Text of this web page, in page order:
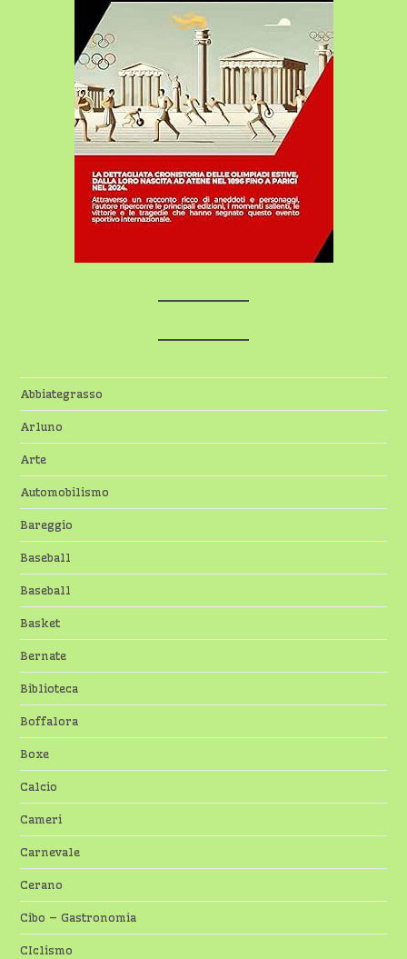
Abbiategrasso
Arluno
Arte
Automobilismo
Bareggio
Baseball
Baseball
Basket
Bernate
Biblioteca
Boffalora
Boxe
Calcio
Cameri
Carnevale
Cerano
Cibo – Gastronomia
CIclismo